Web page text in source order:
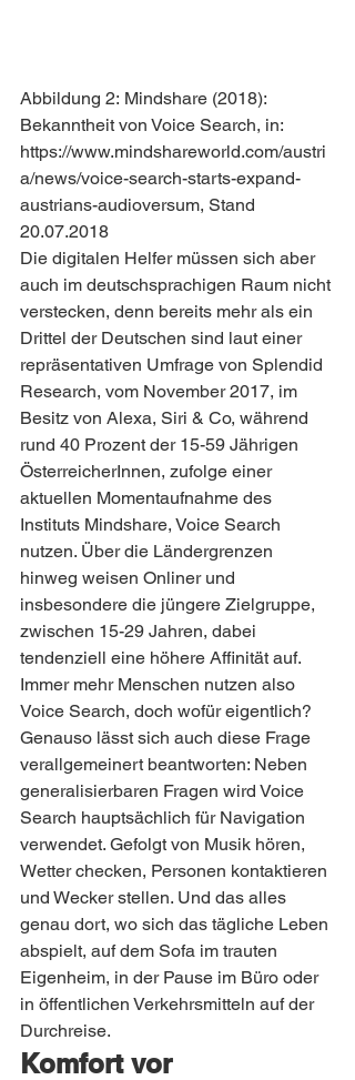
Abbildung 2: Mindshare (2018):
Bekanntheit von Voice Search, in:
https://www.mindshareworld.com/austri
a/news/voice-search-starts-expand-
austrians-audioversum, Stand
20.07.2018
Die digitalen Helfer müssen sich aber
auch im deutschsprachigen Raum nicht
verstecken, denn bereits mehr als ein
Drittel der Deutschen sind laut einer
repräsentativen Umfrage von Splendid
Research, vom November 2017, im
Besitz von Alexa, Siri & Co, während
rund 40 Prozent der 15-59 Jährigen
ÖsterreicherInnen, zufolge einer
aktuellen Momentaufnahme des
Instituts Mindshare, Voice Search
nutzen. Über die Ländergrenzen
hinweg weisen Onliner und
insbesondere die jüngere Zielgruppe,
zwischen 15-29 Jahren, dabei
tendenziell eine höhere Affinität auf.
Immer mehr Menschen nutzen also
Voice Search, doch wofür eigentlich?
Genauso lässt sich auch diese Frage
verallgemeinert beantworten: Neben
generalisierbaren Fragen wird Voice
Search hauptsächlich für Navigation
verwendet. Gefolgt von Musik hören,
Wetter checken, Personen kontaktieren
und Wecker stellen. Und das alles
genau dort, wo sich das tägliche Leben
abspielt, auf dem Sofa im trauten
Eigenheim, in der Pause im Büro oder
in öffentlichen Verkehrsmitteln auf der
Durchreise.
Komfort vor